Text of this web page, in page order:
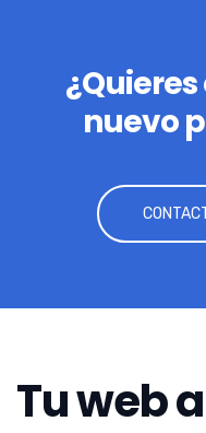
nuevo
Tu web